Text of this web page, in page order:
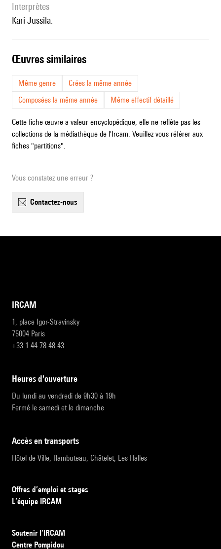
interprètes
Kari Jussila.
œuvres similaires
Même genre
Crées la même année
Composées la même année
Même effectif détaillé
Cette fiche œuvre a valeur encyclopédique, elle ne reflète pas les
collections de la médiathèque de l'Ircam. Veuillez vous référer aux
fiches "partitions".
Vous constatez une erreur ?
contactez-nous
IRCAM
1, place Igor-Stravinsky
75004 Paris
+33 1 44 78 48 43
heures d'ouverture
Du lundi au vendredi de 9h30 à 19h
Fermé le samedi et le dimanche
accès en transports
Hôtel de Ville, Rambuteau, Châtelet, Les Halles
Offres d’emploi et stages
L’équipe IRCAM
Soutenir l’IRCAM
Centre Pompidou